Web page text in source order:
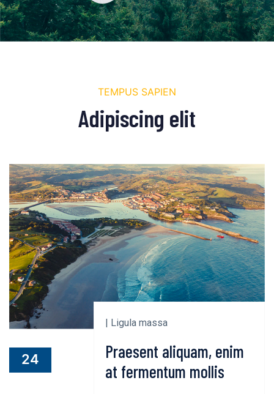
TEMPUS SAPIEN
Adipiscing elit
| Ligula massa
Praesent aliquam, enim
at fermentum mollis
24